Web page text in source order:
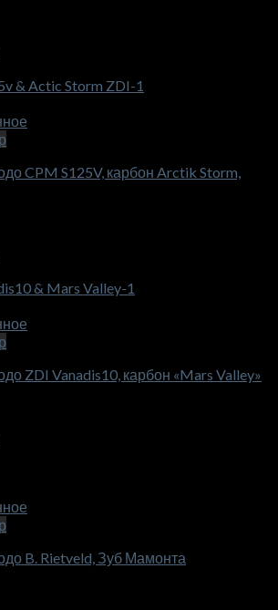
CPM S125V, карбон Arctik Storm,
ZDI Vanadis10, карбон «Mars Valley»
B. Rietveld, Зуб Мамонта